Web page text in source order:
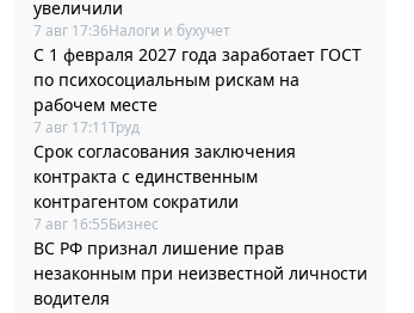
увеличили
7 авг 17:36Налоги и бухучет
С 1 февраля 2027 года заработает ГОСТ
по психосоциальным рискам на
рабочем месте
7 авг 17:11Труд
Срок согласования заключения
контракта с единственным
контрагентом сократили
7 авг 16:55Бизнес
ВС РФ признал лишение прав
незаконным при неизвестной личности
водителя